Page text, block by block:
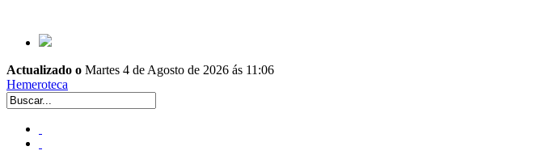
Actualizado o Martes 4 de Agosto de 2026 ás 11:06
Hemeroteca